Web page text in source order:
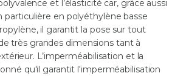
et l’élasticité car, grâce aussi
particulière en polyéthylène basse
il garantit la pose sur tout
très grandes dimensions tant à
L’imperméabilisation et la
qu'il garantit l'imperméabilisation